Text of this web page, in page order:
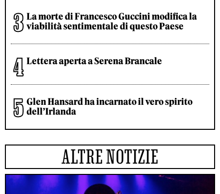
La morte di Francesco Guccini modifica la
viabilità sentimentale di questo Paese
Lettera aperta a Serena Brancale
Glen Hansard ha incarnato il vero spirito
dell’Irlanda
ALTRE NOTIZIE